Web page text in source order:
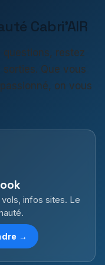
Cabri'AIR
questions, restez
Que vous
on vous
infos sites. Le
→